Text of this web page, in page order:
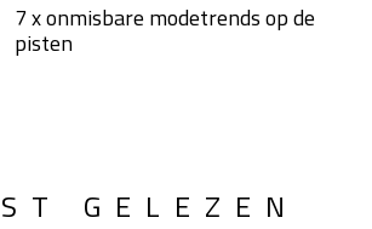
7 x onmisbare modetrends op de
pisten
GELEZEN